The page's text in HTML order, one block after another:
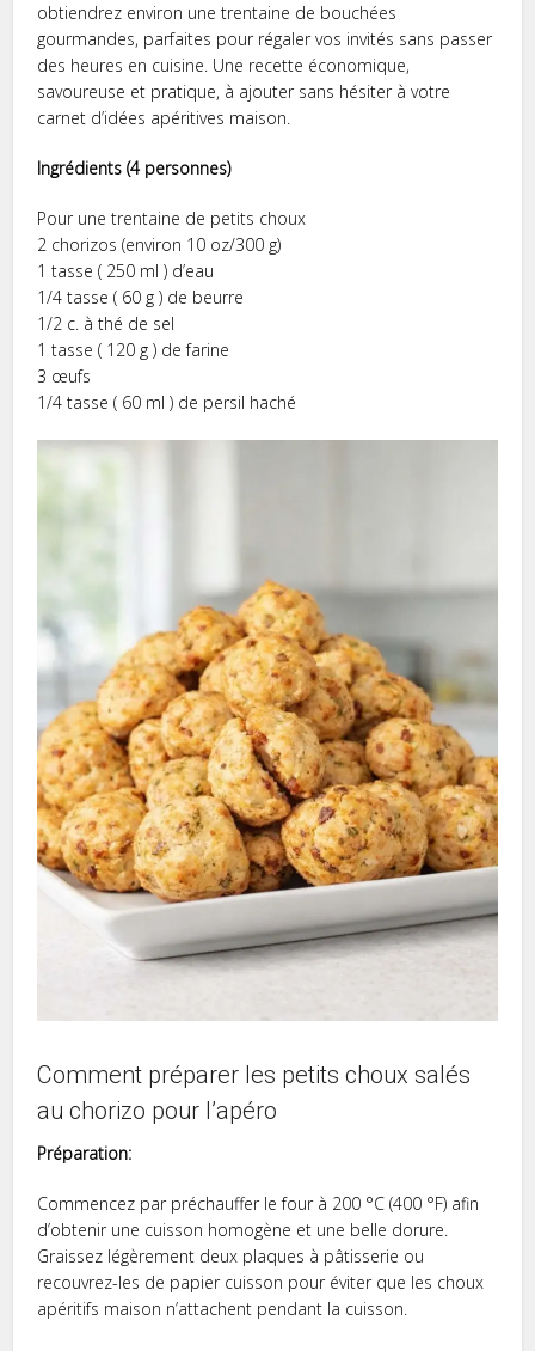
obtiendrez environ une trentaine de bouchées
gourmandes, parfaites pour régaler vos invités sans passer
des heures en cuisine. Une recette économique,
savoureuse et pratique, à ajouter sans hésiter à votre
carnet d’idées apéritives maison.
Ingrédients (4 personnes)
Pour une trentaine de petits choux
2 chorizos (environ 10 oz/300 g)
1 tasse ( 250 ml ) d’eau
1/4 tasse ( 60 g ) de beurre
1/2 c. à thé de sel
1 tasse ( 120 g ) de farine
3 œufs
1/4 tasse ( 60 ml ) de persil haché
Comment préparer les petits choux salés
au chorizo pour l’apéro
Préparation:
Commencez par préchauffer le four à 200 °C (400 °F) afin
d’obtenir une cuisson homogène et une belle dorure.
Graissez légèrement deux plaques à pâtisserie ou
recouvrez-les de papier cuisson pour éviter que les choux
apéritifs maison n’attachent pendant la cuisson.